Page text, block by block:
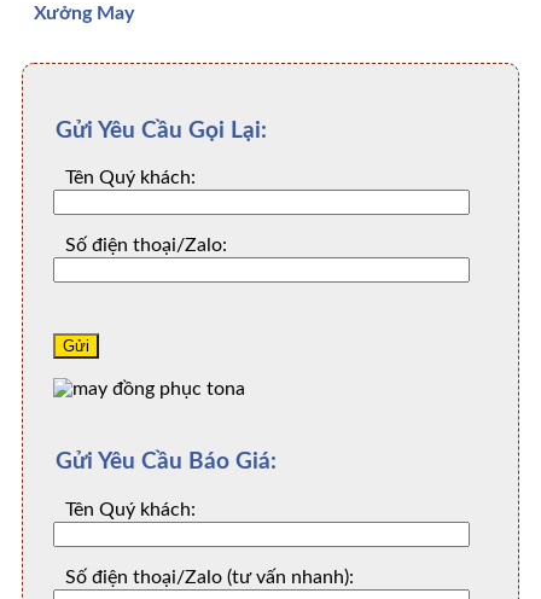
Xưởng May
Gửi Yêu Cầu Gọi Lại:
Tên Quý khách:
Số điện thoại/Zalo:
Gửi Yêu Cầu Báo Giá:
Tên Quý khách:
Số điện thoại/Zalo (tư vấn nhanh):